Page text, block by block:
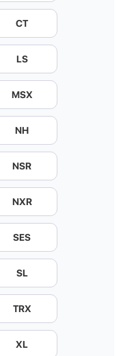
CT
LS
MSX
NH
NSR
NXR
SES
SL
TRX
XL